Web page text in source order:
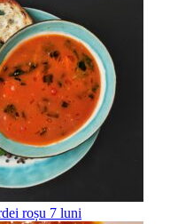
roșu 7 luni